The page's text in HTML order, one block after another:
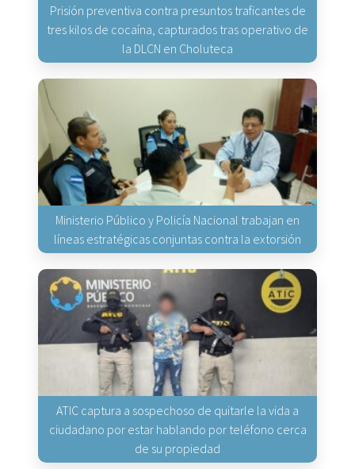
Prisión preventiva contra presuntos traficantes de
tres kilos de cocaína, capturados tras operativo de
la DLCN en Choluteca
Ministerio Público y Policía Nacional trabajan en
líneas estratégicas conjuntas contra la extorsión
ATIC captura a sospechoso de quitarle la vida a
ciudadano por estar hablando por teléfono cerca
de su propiedad